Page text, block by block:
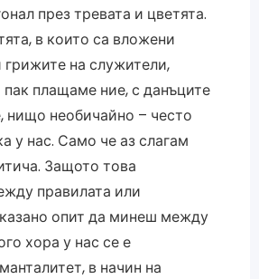
през тревата и цветята.
в които са вложени
на служители,
пак плащаме ние, с данъците
нищо необичайно – често
у нас. Само че аз слагам
Защото това
правилата или
опит да минеш между
хора у нас се е
в начин на